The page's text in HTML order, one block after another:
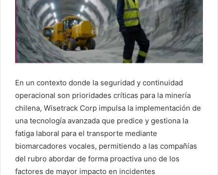
En un contexto donde la seguridad y continuidad
operacional son prioridades críticas para la minería
chilena, Wisetrack Corp impulsa la implementación de
una tecnología avanzada que predice y gestiona la
fatiga laboral para el transporte mediante
biomarcadores vocales, permitiendo a las compañías
del rubro abordar de forma proactiva uno de los
factores de mayor impacto en incidentes